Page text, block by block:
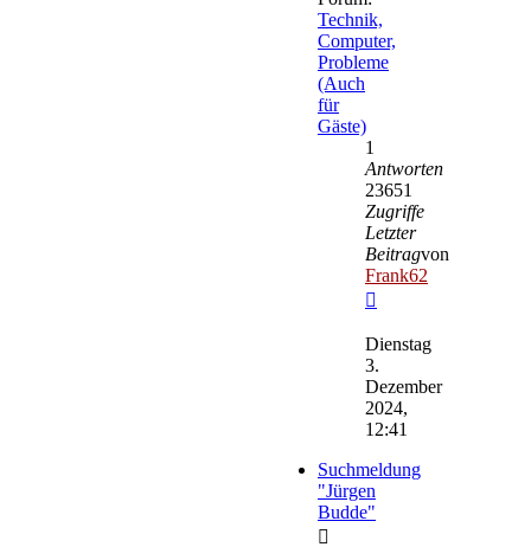
Technik,
Computer,
Probleme
(Auch
für
Gäste)
1
Antworten
23651
Zugriffe
Letzter
Beitragvon
Frank62
Beitrag
Dienstag
3.
Dezember
2024,
12:41
Suchmeldung
"Jürgen
Budde"